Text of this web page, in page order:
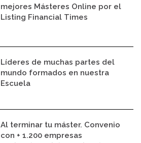
mejores Másteres Online por el
Listing Financial Times
Líderes de muchas partes del
mundo formados en nuestra
Escuela
Al terminar tu máster. Convenio
con + 1.200 empresas